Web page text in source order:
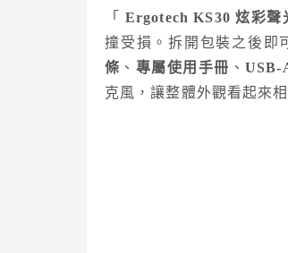
「 Ergotech KS30 炫彩聲
撞受損。拆開包裝之後即
條 、 專屬使用手冊 、USB-
克風，讓整體外觀看起來